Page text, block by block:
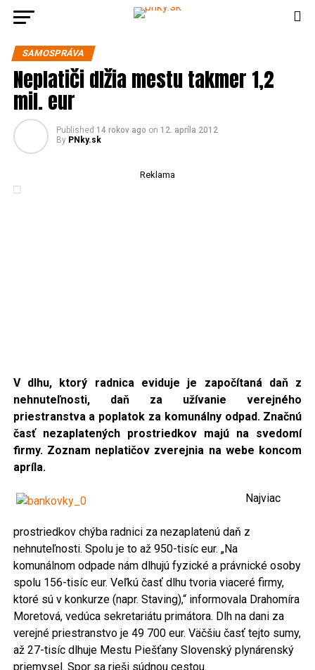
SAMOSPRÁVA
Neplatiči dlžia mestu takmer 1,2
mil. eur
Published 14 rokov ago on 12. apríla 2012
By PNky.sk
Reklama
V dlhu, ktorý radnica eviduje je započítaná daň z
nehnuteľnosti, daň za užívanie verejného
priestranstva a poplatok za komunálny odpad. Značnú
časť nezaplatených prostriedkov majú na svedomí
firmy. Zoznam neplatičov zverejnia na webe koncom
apríla.
Najviac
prostriedkov chýba radnici za nezaplatenú daň z
nehnuteľnosti. Spolu je to až 950-tisíc eur. „Na
komunálnom odpade nám dlhujú fyzické a právnické osoby
spolu 156-tisíc eur. Veľkú časť dlhu tvoria viaceré firmy,
ktoré sú v konkurze (napr. Staving),“ informovala Drahomíra
Moretová, vedúca sekretariátu primátora. Dlh na dani za
verejné priestranstvo je 49 700 eur. Väčšiu časť tejto sumy,
až 27-tisíc dlhuje Mestu Piešťany Slovenský plynárenský
priemysel. Spor sa rieši súdnou cestou.